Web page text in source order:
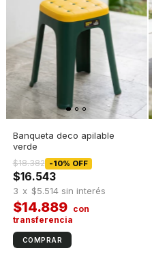
Banqueta deco apilable
verde
$16.543
-10% OFF
$18.382
$14.889
3 x $5.514 sin interés